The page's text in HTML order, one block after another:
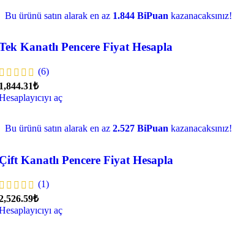
Bu ürünü satın alarak en az 1.844 BiPuan kazanacaksınız!
Kanatlı Pencere Fiyat Hesapla
(6)
aç
Bu ürünü satın alarak en az 2.527 BiPuan kazanacaksınız!
Kanatlı Pencere Fiyat Hesapla
(1)
aç